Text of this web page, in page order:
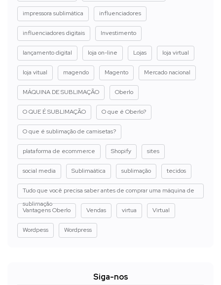
impressora sublimática influenciadores
influenciadores digitais Investimento
lançamento digital loja on-line Lojas loja virtual
loja vitual magendo Magento Mercado nacional
MÁQUINA DE SUBLIMAÇÃO Oberlo
O QUE É SUBLIMAÇÃO O que é Oberlo?
O que é sublimação de camisetas?
plataforma de ecommerce Shopify sites
social media Sublimaática sublimação tecidos
Tudo que você precisa saber antes de comprar uma máquina de
sublimação
Vantagens Oberlo
Vendas virtua Virtual
Wordpess Wordpress
Siga-nos